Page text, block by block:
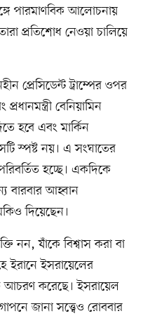
পারমাণবিক আলোচনায়
প্রতিশোধ নেওয়া চালিয়ে
প্রেসিডেন্ট ট্রাম্পের ওপর
বেনিয়ামিন
হবে এবং মার্কিন
স্পষ্ট নয়। এ সংঘাতের
হচ্ছে। একদিকে
বারবার আহ্বান
দিয়েছেন।
নন, যাঁকে বিশ্বাস করা বা
ইরানে ইসরায়েলের
আচরণ করেছে। ইসরায়েল
জানা সত্ত্বেও রোববার